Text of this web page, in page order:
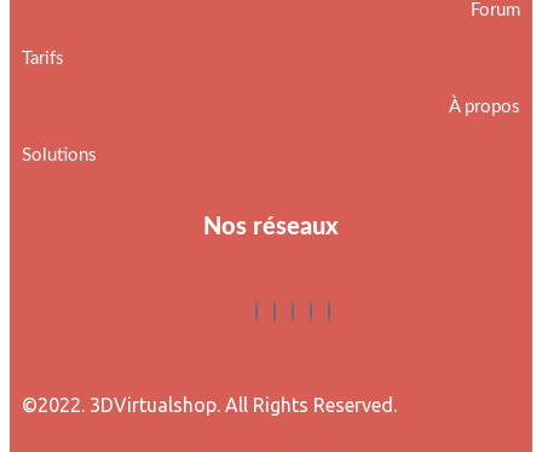
Tarifs
Solutions
Forum
À propos
Nos réseaux
©2022. 3DVirtualshop. All Rights Reserved.